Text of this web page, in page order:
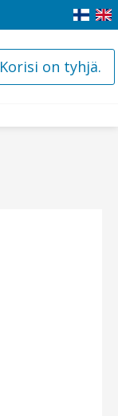
Korisi on tyhjä.